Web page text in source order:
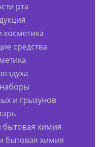
рта
косметика
средства
и грызунов
бытовая химия
бытовая химия